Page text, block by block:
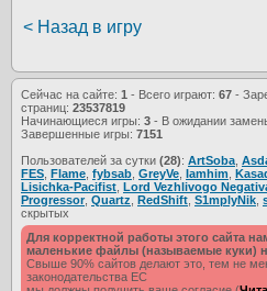
< Назад в игру
Сейчас на сайте: 1 - Всего играют: 67 -
страниц: 23537819
Начинающиеся игры: 3 - В ожидании
Завершенные игры: 7151
Пользователей за сутки (28): ArtSoba
FES Flame fybsab GreyVe Iamhim
Lisichka-Pacifist Lord Vezhlivogo
Progressor, Quartz RedShift S1mplyNik
скрытых
Для корректной работы этого сайта
маленькие файлы (называемые куки)
Свыше 90% сайтов делают это, тем не
законодательства ЕС